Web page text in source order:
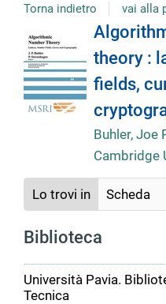
Torna indietro vai alla
Dettaglio
del
documento
theory :
fields,
Buhler, Joe
Cambridge
Lo trovi in Scheda
Biblioteca
Università Pavia.
Tecnica